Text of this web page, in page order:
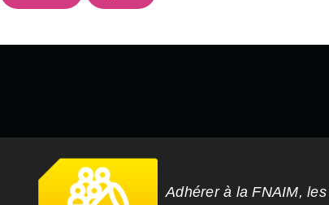
Adhérer à la FNAIM,